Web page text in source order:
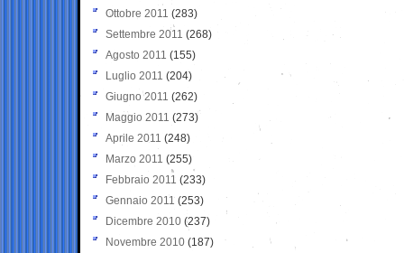
Ottobre 2011 (283)
Settembre 2011 (268)
Agosto 2011 (155)
Luglio 2011 (204)
Giugno 2011 (262)
Maggio 2011 (273)
Aprile 2011 (248)
Marzo 2011 (255)
Febbraio 2011 (233)
Gennaio 2011 (253)
Dicembre 2010 (237)
Novembre 2010 (187)